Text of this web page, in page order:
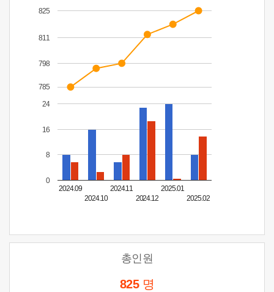
2024.09
2024.10
2024.11
2024.12
2025.01
2025.02
0
8
16
24
785
798
811
825
총인원
825 명